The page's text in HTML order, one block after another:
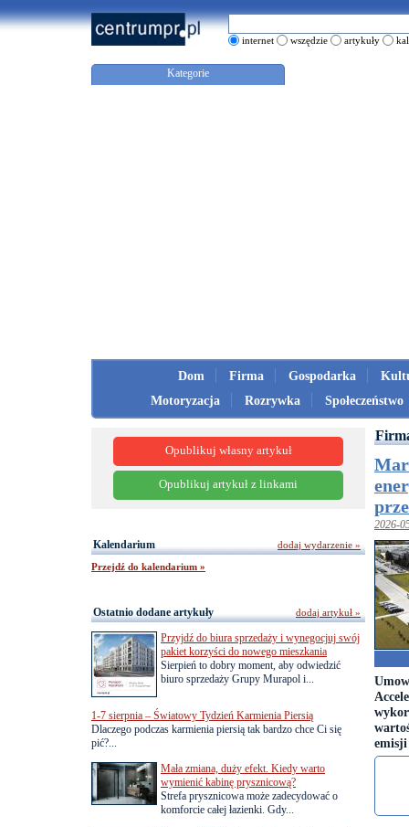
internet wszędzie artykuły
Kategorie
Dom Firma Gospodarka
Motoryzacja
Rozrywka Społeczeństwo
2026-
Opublikuj własny artykuł
Opublikuj artykuł z linkami
Kalendarium
Przejdź do kalendarium »
dodaj wydarzenie »
Ostatnio dodane artykuły
Przyjdź do biura sprzedaży i wynegocjuj swój
pakiet korzyści do nowego mieszkania
Sierpień to dobry moment, aby odwiedzić
biuro sprzedaży Grupy Murapol i...
1-7 sierpnia – Światowy Tydzień Karmienia Piersią
Dlaczego podczas karmienia piersią tak bardzo chce Ci się
pić?...
Mała zmiana, duży efekt. Kiedy warto
wymienić kabinę prysznicową?
Strefa prysznicowa może zadecydować o
komforcie całej łazienki. Gdy...
dodaj artykuł »